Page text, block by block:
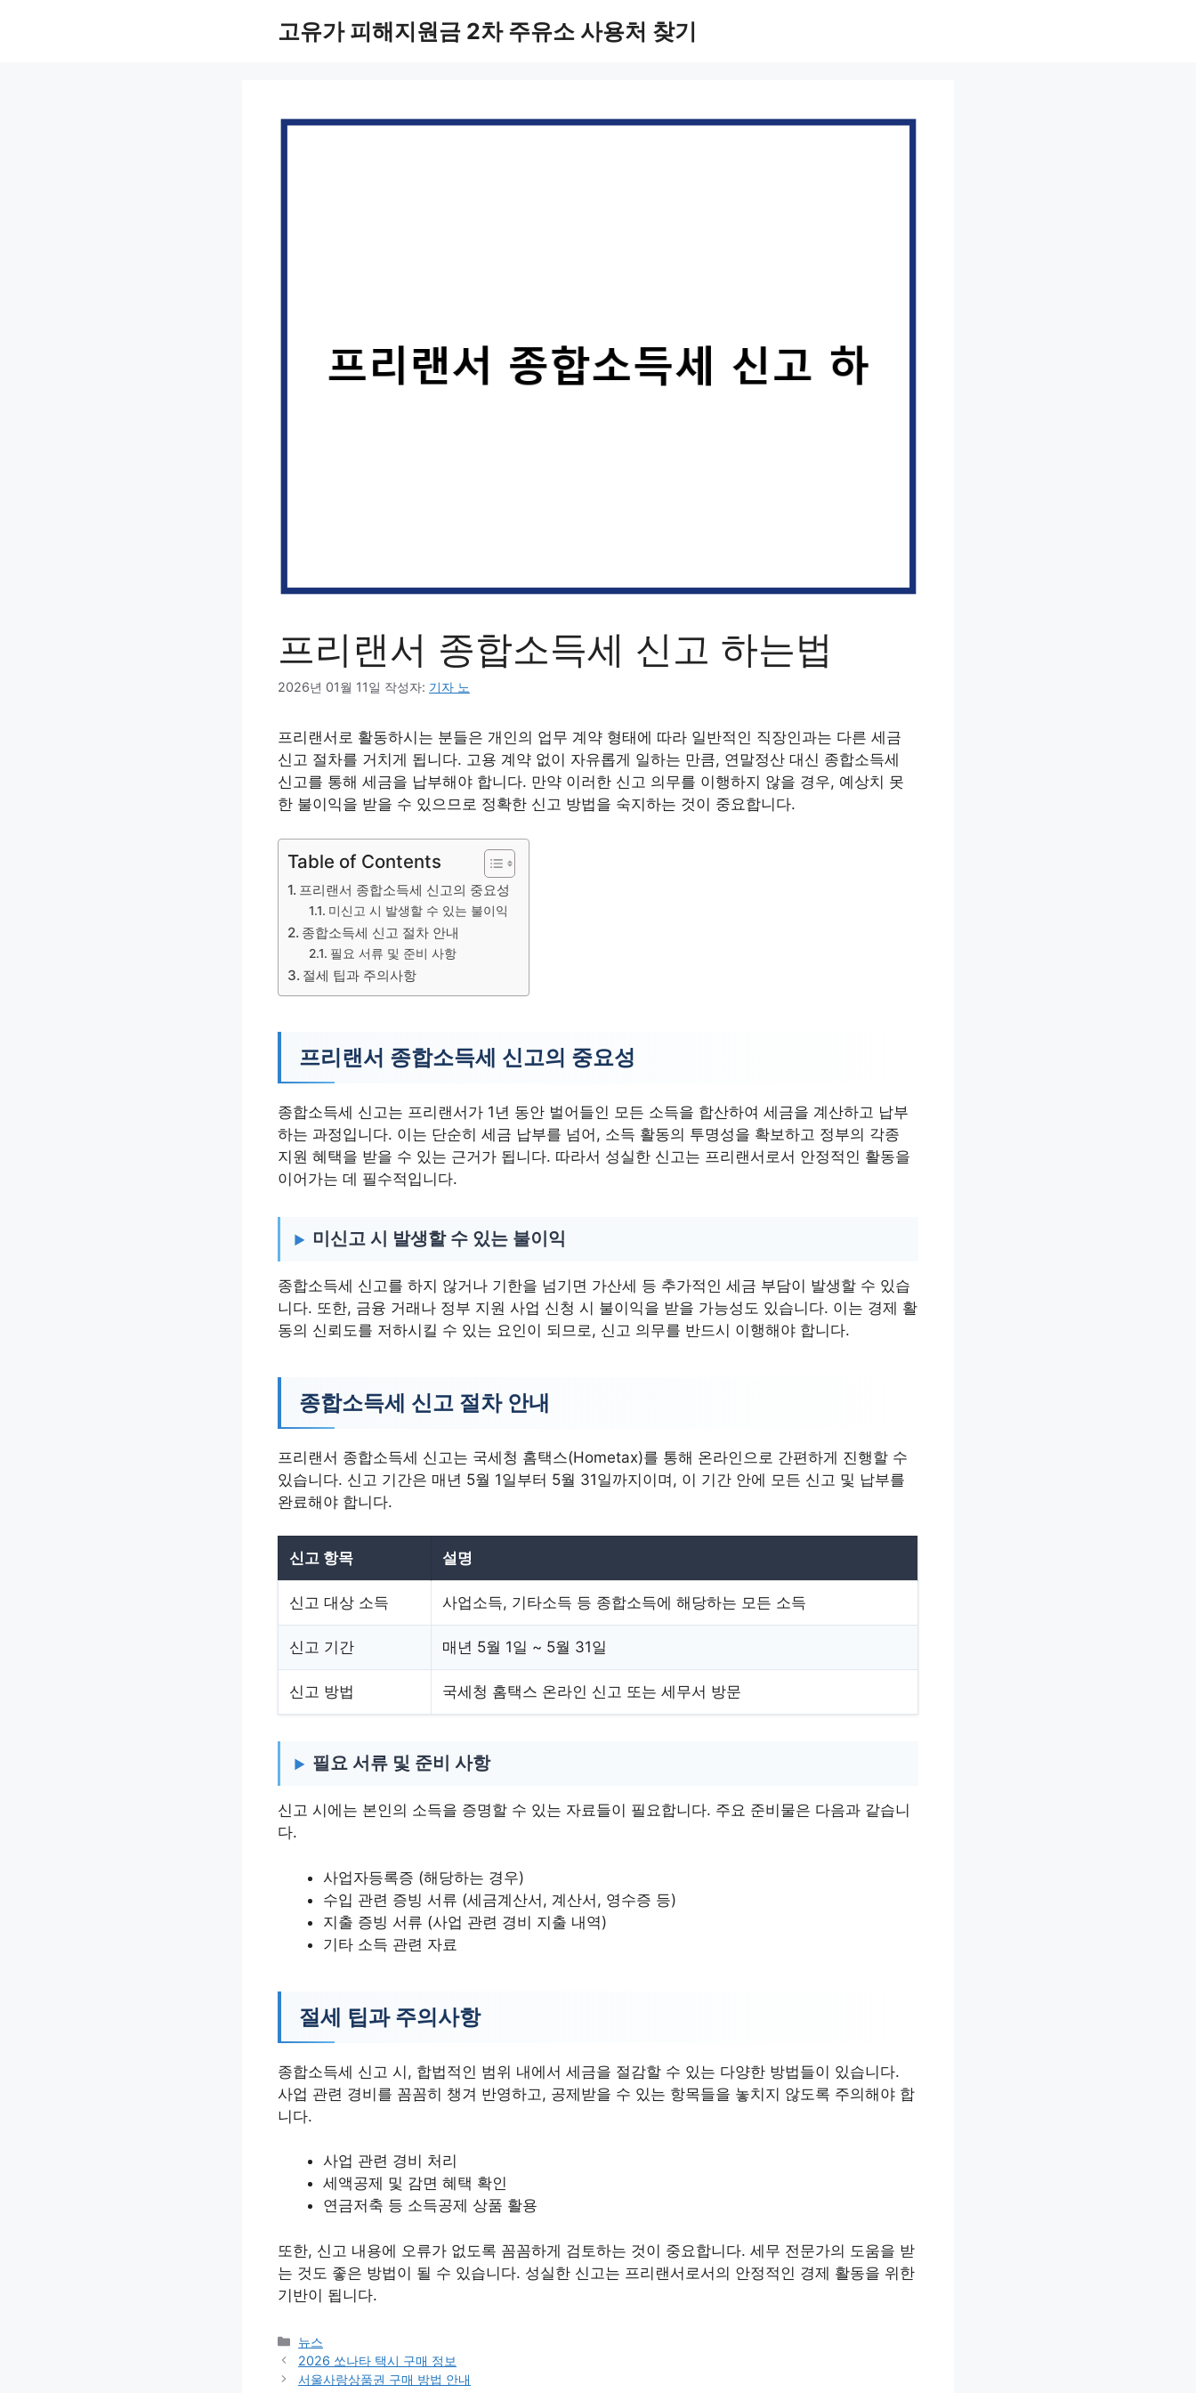
고유가 피해지원금 2차 주유소 사용처 찾기
프리랜서 종합소득세 신고 하는법
2026년 01월 11일 작성자: 기자 노
프리랜서로 활동하시는 분들은 개인의 업무 계약 형태에 따라 일반적인 직장인과는 다른 세금
신고 절차를 거치게 됩니다. 고용 계약 없이 자유롭게 일하는 만큼, 연말정산 대신 종합소득세
신고를 통해 세금을 납부해야 합니다. 만약 이러한 신고 의무를 이행하지 않을 경우, 예상치 못
한 불이익을 받을 수 있으므로 정확한 신고 방법을 숙지하는 것이 중요합니다.
Table of Contents
프리랜서 종합소득세 신고의 중요성
미신고 시 발생할 수 있는 불이익
종합소득세 신고 절차 안내
필요 서류 및 준비 사항
절세 팁과 주의사항
프리랜서 종합소득세 신고의 중요성
종합소득세 신고는 프리랜서가 1년 동안 벌어들인 모든 소득을 합산하여 세금을 계산하고 납부
하는 과정입니다. 이는 단순히 세금 납부를 넘어, 소득 활동의 투명성을 확보하고 정부의 각종
지원 혜택을 받을 수 있는 근거가 됩니다. 따라서 성실한 신고는 프리랜서로서 안정적인 활동을
이어가는 데 필수적입니다.
미신고 시 발생할 수 있는 불이익
종합소득세 신고를 하지 않거나 기한을 넘기면 가산세 등 추가적인 세금 부담이 발생할 수 있습
니다. 또한, 금융 거래나 정부 지원 사업 신청 시 불이익을 받을 가능성도 있습니다. 이는 경제 활
동의 신뢰도를 저하시킬 수 있는 요인이 되므로, 신고 의무를 반드시 이행해야 합니다.
종합소득세 신고 절차 안내
프리랜서 종합소득세 신고는 국세청 홈택스(Hometax)를 통해 온라인으로 간편하게 진행할 수
있습니다. 신고 기간은 매년 5월 1일부터 5월 31일까지이며, 이 기간 안에 모든 신고 및 납부를
완료해야 합니다.
신고 항목 설명
신고 대상 소득 사업소득, 기타소득 등 종합소득에 해당하는 모든 소득
신고 기간 매년 5월 1일 ~ 5월 31일
신고 방법 국세청 홈택스 온라인 신고 또는 세무서 방문
필요 서류 및 준비 사항
신고 시에는 본인의 소득을 증명할 수 있는 자료들이 필요합니다. 주요 준비물은 다음과 같습니
다.
사업자등록증 (해당하는 경우)
수입 관련 증빙 서류 (세금계산서, 계산서, 영수증 등)
지출 증빙 서류 (사업 관련 경비 지출 내역)
기타 소득 관련 자료
절세 팁과 주의사항
종합소득세 신고 시, 합법적인 범위 내에서 세금을 절감할 수 있는 다양한 방법들이 있습니다.
사업 관련 경비를 꼼꼼히 챙겨 반영하고, 공제받을 수 있는 항목들을 놓치지 않도록 주의해야 합
니다.
사업 관련 경비 처리
세액공제 및 감면 혜택 확인
연금저축 등 소득공제 상품 활용
또한, 신고 내용에 오류가 없도록 꼼꼼하게 검토하는 것이 중요합니다. 세무 전문가의 도움을 받
는 것도 좋은 방법이 될 수 있습니다. 성실한 신고는 프리랜서로서의 안정적인 경제 활동을 위한
기반이 됩니다.
카
테
고
뉴스
2026 쏘나타 택시 구매 정보
서울사랑상품권 구매 방법 안내